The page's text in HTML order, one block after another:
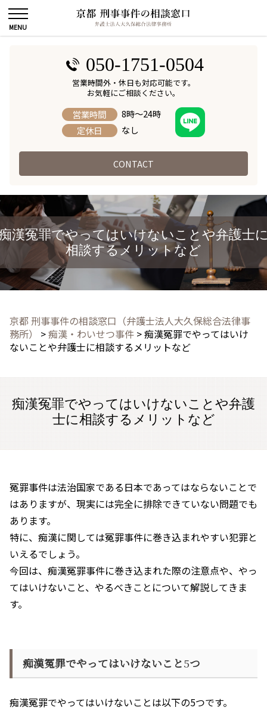
050-1751-0504
営業時間外・休日も対応可能です。
お気軽にご相談ください。
営業時間
8時～24時
定休日
なし
CONTACT
漢冤罪でやってはいけないことや弁護士
相談するメリットなど
京都 刑事事件の相談窓口（弁護士法人大久保総合法律事
務所）
>痴漢・わいせつ事件 >痴漢冤罪でやってはいけ
ないことや弁護士に相談するメリットなど
痴漢冤罪でやってはいけないことや弁護
士に相談するメリットなど
冤罪事件は法治国家である日本であってはならないことで
はありますが、現実には完全に排除できていない問題でも
あります。
特に、痴漢に関しては冤罪事件に巻き込まれやすい犯罪と
いえるでしょう。
今回は、痴漢冤罪事件に巻き込まれた際の注意点や、やっ
てはいけないこと、やるべきことについて解説してきま
す。
痴漢冤罪でやってはいけないこと5つ
痴漢冤罪でやってはいけないことは以下の5つです。